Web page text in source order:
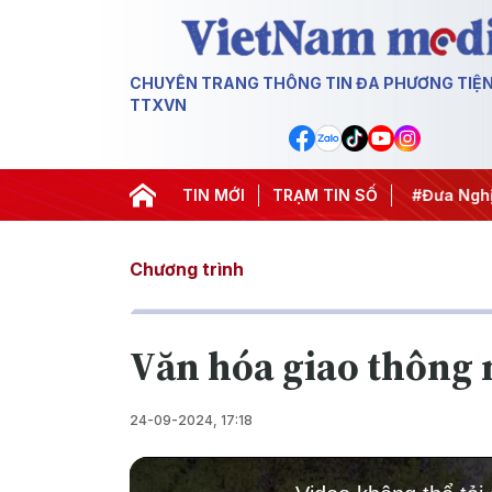
CHUYÊN TRANG THÔNG TIN ĐA PHƯƠNG
TTXVN
TIN MỚI TRẠM TIN SỐ
#Hội nghị Trung ương 3 #APEC 2027 #Đưa
Chương trình
Văn hóa giao thông
24-09-2024, 17:18
This